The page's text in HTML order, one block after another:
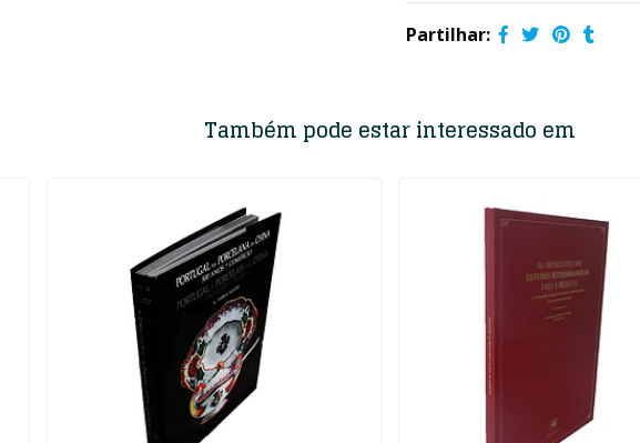
Partilhar:
Também pode estar interessado em